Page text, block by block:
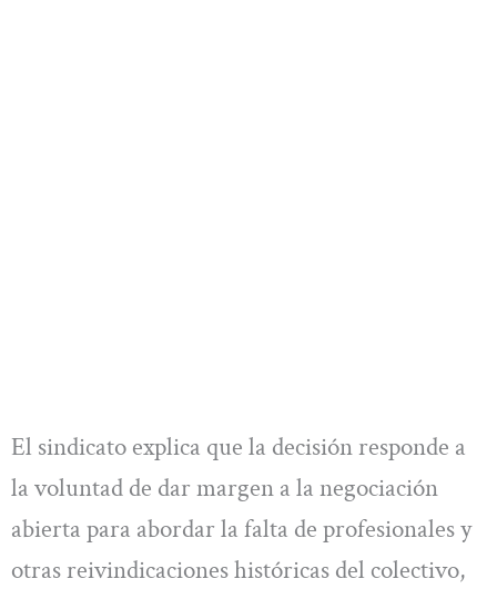
El sindicato explica que la decisión responde a
la voluntad de dar margen a la negociación
abierta para abordar la falta de profesionales y
otras reivindicaciones históricas del colectivo,